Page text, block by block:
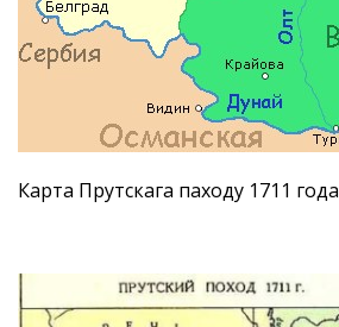
Карта Прутскага паходу 1711 года